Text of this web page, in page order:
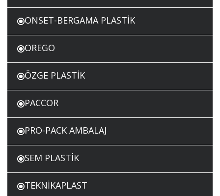
ONSET-BERGAMA PLASTİK
OREGO
ÖZGE PLASTİK
PACCOR
PRO-PACK AMBALAJ
SEM PLASTİK
TEKNİKAPLAST